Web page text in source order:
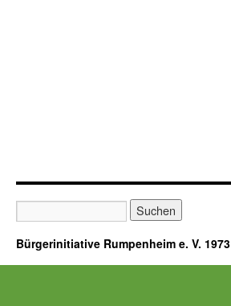
Bürgerinitiative Rumpenheim e. V. 1973